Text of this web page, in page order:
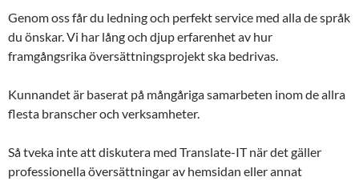
Genom oss får du ledning och perfekt service med alla de språk
du önskar. Vi har lång och djup erfarenhet av hur
framgångsrika översättningsprojekt ska bedrivas.
Kunnandet är baserat på mångåriga samarbeten inom de allra
flesta branscher och verksamheter.
Så tveka inte att diskutera med Translate-IT när det gäller
professionella översättningar av hemsidan eller annat